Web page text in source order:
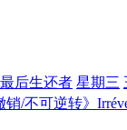
最后生还者 星期三
销/不可逆转》